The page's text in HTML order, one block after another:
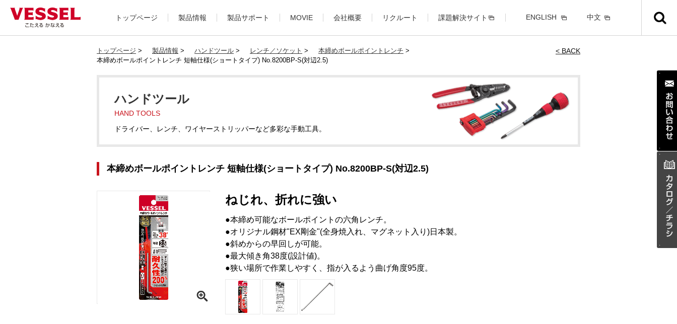
トップページ 製品情報 製品サポート MOVIE 会社概要 リクルート 課題解決サイト ENGLISH 中文
トップページ > 製品情報 > ハンドツール > レンチ／ソケット > 本締めボールポイントレンチ >
本締めボールポイントレンチ 短軸仕様(ショートタイプ) No.8200BP-S(対辺2.5)
< BACK
ハンドツール
HAND TOOLS
ドライバー、レンチ、ワイヤーストリッパーなど多彩な手動工具。
本締めボールポイントレンチ 短軸仕様(ショートタイプ) No.8200BP-S(対辺2.5)
ねじれ、折れに強い
●本締め可能なボールポイントの六角レンチ。
●オリジナル鋼材"EX剛金"(全身焼入れ、マグネット入り)日本製。
●斜めからの早回しが可能。
●最大傾き角38度(設計値)。
●狭い場所で作業しやすく、指が入るよう曲げ角度95度。